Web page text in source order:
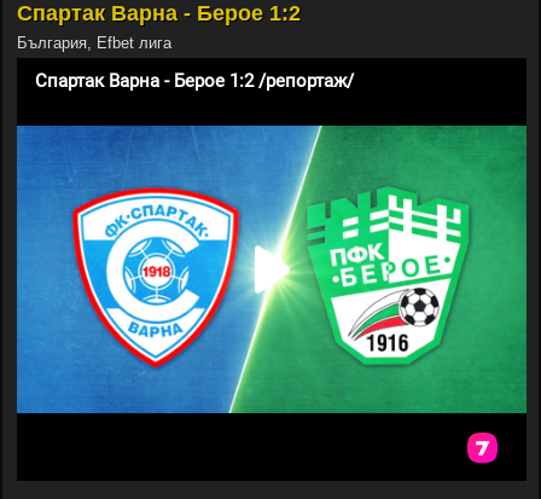
Спартак Варна - Берое 1:2
България, Efbet лига